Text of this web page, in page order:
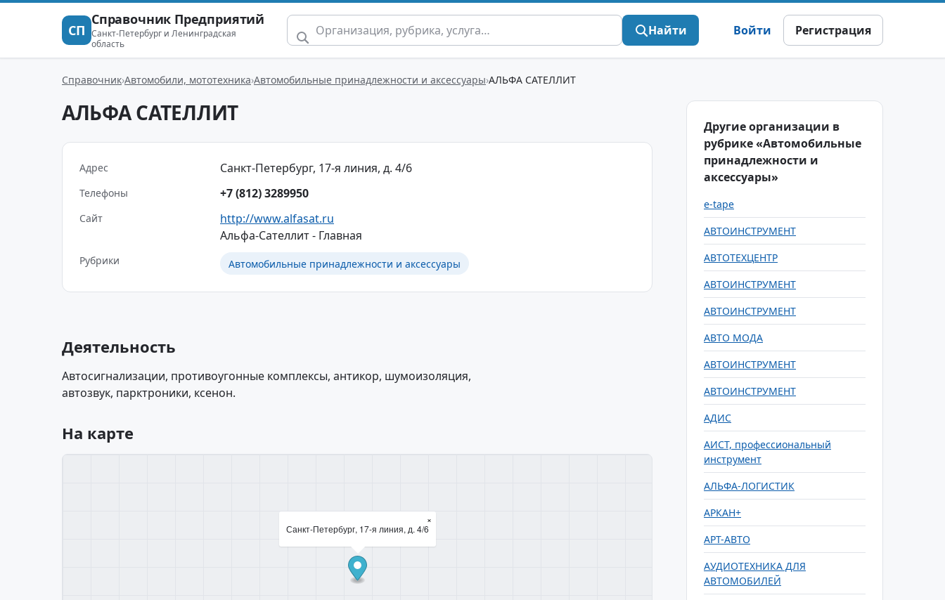
СП
Справочник Предприятий
Санкт-Петербург и Ленинградская
область
Найти Войти Регистрация
Справочник Автомобили, мототехника Автомобильные принадлежности и аксессуары АЛЬФА САТЕЛЛИТ
АЛЬФА САТЕЛЛИТ
Адрес Санкт-Петербург, 17-я линия, д. 4/6
Телефоны +7 (812) 3289950
Сайт
http://www.alfasat.ru
Альфа-Сателлит - Главная
Рубрики Автомобильные принадлежности и аксессуары
Деятельность
Автосигнализации, противоугонные комплексы, антикор, шумоизоляция,
автозвук, парктроники, ксенон.
На карте
Санкт-Петербург, 17-я линия, д. 4/6
×
Другие организации в
рубрике «Автомобильные
принадлежности и
аксессуары»
e-tape
АВТОИНСТРУМЕНТ
АВТОТЕХЦЕНТР
АВТОИНСТРУМЕНТ
АВТОИНСТРУМЕНТ
АВТО МОДА
АВТОИНСТРУМЕНТ
АВТОИНСТРУМЕНТ
АДИС
АИСТ, профессиональный
инструмент
АЛЬФА-ЛОГИСТИК
АРКАН+
АРТ-АВТО
АУДИОТЕХНИКА ДЛЯ
АВТОМОБИЛЕЙ